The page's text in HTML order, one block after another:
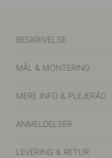
BESKRIVELSE
MÅL & MONTERING
MERE INFO & PLEJERÅD
ANMELDELSER
LEVERING & RETUR